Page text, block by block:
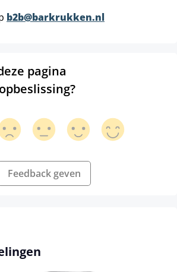
b2b@barkrukken.nl
pagina
Feedback geven